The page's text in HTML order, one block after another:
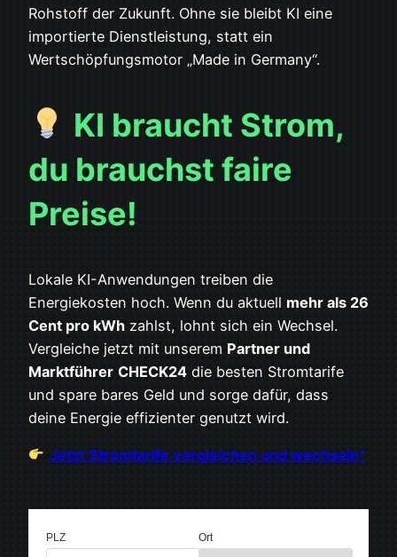
Rohstoff der Zukunft. Ohne sie bleibt KI eine
importierte Dienstleistung, statt ein
Wertschöpfungsmotor „Made in Germany“.
KI braucht Strom,
du brauchst faire
Preise!
Lokale KI-Anwendungen treiben die
Energiekosten hoch. Wenn du aktuell mehr als 26
Cent pro kWh zahlst, lohnt sich ein Wechsel.
Vergleiche jetzt mit unserem Partner und
Marktführer CHECK24 die besten Stromtarife
und spare bares Geld und sorge dafür, dass
deine Energie effizienter genutzt wird.
Jetzt Stromtarife vergleichen und wechseln*